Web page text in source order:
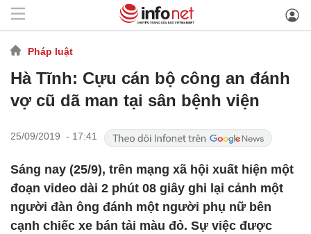
Pháp luật
Hà Tĩnh: Cựu cán bộ công an đánh
vợ cũ dã man tại sân bệnh viện
25/09/2019 - 17:41
Sáng nay (25/9), trên mạng xã hội xuất hiện một
đoạn video dài 2 phút 08 giây ghi lại cảnh một
người đàn ông đánh một người phụ nữ bên
cạnh chiếc xe bán tải màu đỏ. Sự việc được